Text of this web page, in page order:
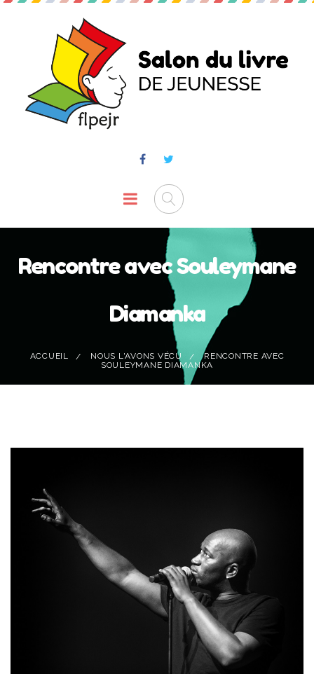
Rencontre avec Souleymane
Diamanka
ACCUEIL NOUS L'AVONS VÉCU
RENCONTRE AVEC
SOULEYMANE DIAMANKA